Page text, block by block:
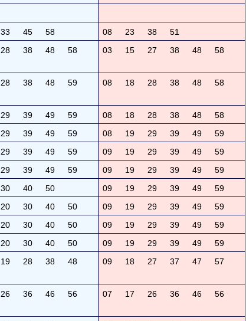
33 45 58 08 23 38 51
28 38 48 58 03 15 27 38 48 58
28 38 48 59 08 18 28 38 48 58
29 39 49 59 08 18 28 38 48
58
29 39 49 59 08 19 29 39 49
59
29 39 49 59 09 19 29 39 49
59
29 39 49 59 09 19 29 39 49
59
30 40 50 09 19 29 39 49
59
20 30 40 50 09 19 29 39 49
59
20 30 40 50 09 19 29 39 49
59
20 30 40 50 09 19 29 39 49 59
19 28 38
48
09 18 27 37 47 57
26 36 46 56 07 17 26 36 46 56